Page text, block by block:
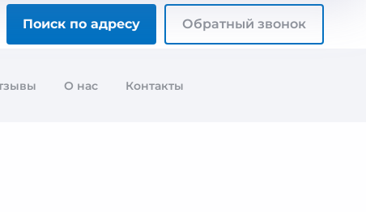
Поиск по адресу Обратный звонок
О нас Контакты